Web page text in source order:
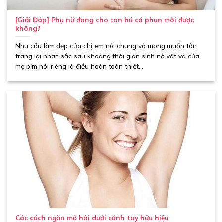
[Giải Đáp] Phụ nữ đang cho con bú có phun môi được
không?
Nhu cầu làm đẹp của chị em nói chung và mong muốn tân
trang lại nhan sắc sau khoảng thời gian sinh nở vất vả của
mẹ bỉm nói riêng là điều hoàn toàn thiết...
Các cách ngăn mồ hôi dưới cánh tay hữu hiệu